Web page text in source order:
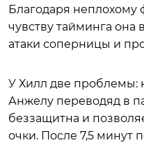
Благодаря неплохому
чувству тайминга она
атаки соперницы и
У Хилл две проблемы:
Анжелу переводяд в
беззащитна и
очки. После 7,5 минут